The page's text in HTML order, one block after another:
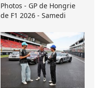
Photos - GP de Hongrie
de F1 2026 - Samedi